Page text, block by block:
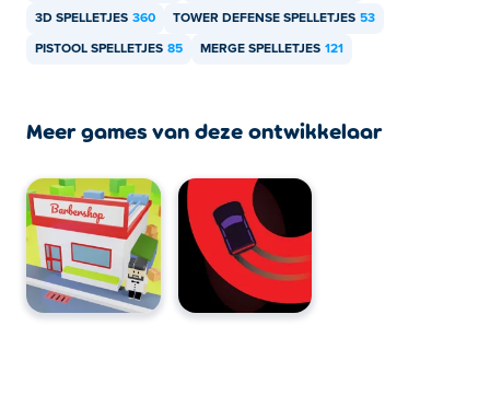
3D SPELLETJES 360 TOWER DEFENSE SPELLETJES 53
PISTOOL SPELLETJES 85 MERGE SPELLETJES 121
Meer games van deze ontwikkelaar